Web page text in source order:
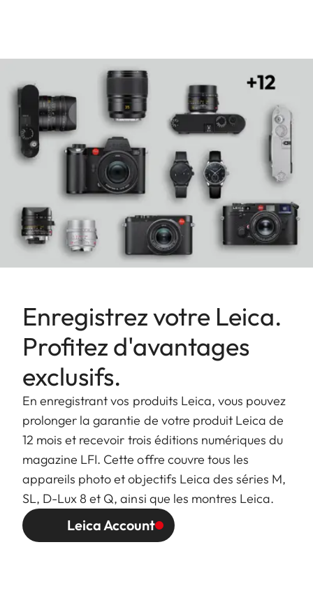
Enregistrez votre Leica.
Profitez d'avantages
exclusifs.
En enregistrant vos produits Leica, vous pouvez
prolonger la garantie de votre produit Leica de
12 mois et recevoir trois éditions numériques du
magazine LFI. Cette offre couvre tous les
appareils photo et objectifs Leica des séries M,
SL, D-Lux 8 et Q, ainsi que les montres Leica.
Leica Account